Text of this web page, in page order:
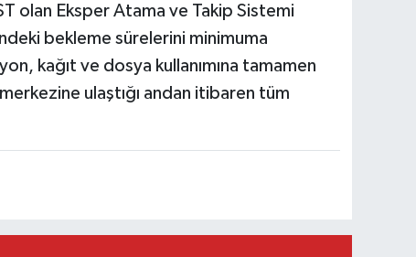
olan Eksper Atama ve Takip Sistemi
bekleme sürelerini minimuma
kağıt ve dosya kullanımına tamamen
ulaştığı andan itibaren tüm